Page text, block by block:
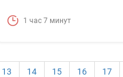
1 час 7 минут
13 14 15 16 17